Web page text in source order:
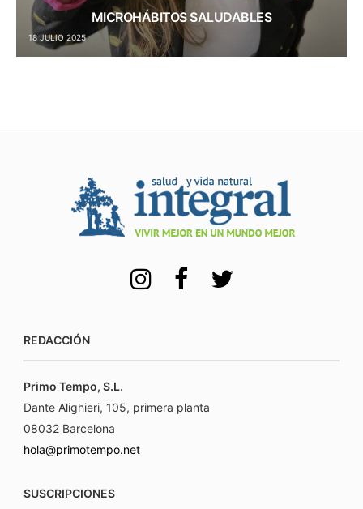
MICROHÁBITOS SALUDABLES
18 JULIO 2025
REDACCIÓN
Primo Tempo, S.L.
Dante Alighieri, 105, primera planta
08032 Barcelona
hola@primotempo.net
SUSCRIPCIONES